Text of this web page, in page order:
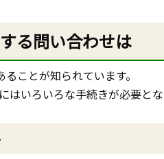
る問い合わせは
ことが知られています。
いろいろな手続きが必要と